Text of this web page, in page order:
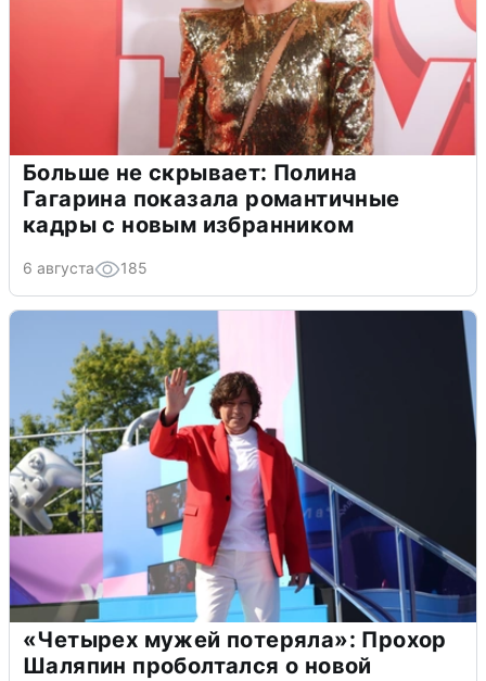
Больше не скрывает: Полина
Гагарина показала романтичные
кадры с новым избранником
6 августа 185
«Четырех мужей потеряла»: Прохор
Шаляпин проболтался о новой